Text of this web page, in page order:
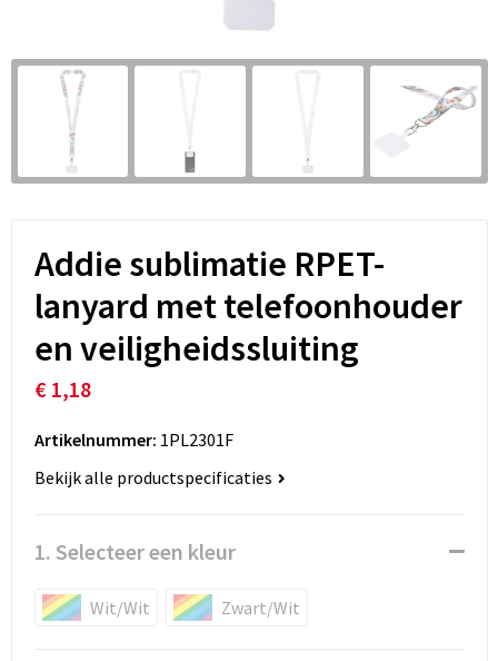
Addie sublimatie RPET-
lanyard met telefoonhouder
en veiligheidssluiting
€ 1,18
Artikelnummer: 1PL2301F
Bekijk alle productspecificaties
1. Selecteer een kleur
Wit/Wit Zwart/Wit